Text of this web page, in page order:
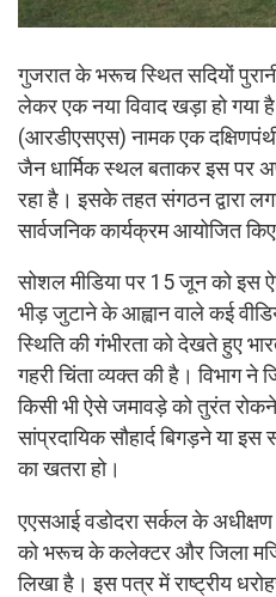
गुजरात के भरूच स्थित सदियों
लेकर एक नया विवाद खड़ा हो गया
(आरडीएसएस) नामक एक
जैन धार्मिक स्थल बताकर इस पर
रहा है। इसके तहत संगठन द्वारा
सार्वजनिक कार्यक्रम आयोजित
सोशल मीडिया पर 15 जून को इस
भीड़ जुटाने के आह्वान वाले कई
स्थिति की गंभीरता को देखते हुए
गहरी चिंता व्यक्त की है। विभाग
किसी भी ऐसे जमावड़े को तुरंत
सांप्रदायिक सौहार्द बिगड़ने या
का खतरा हो।
एएसआई वडोदरा सर्कल के
को भरूच के कलेक्टर और जिला
लिखा है। इस पत्र में राष्ट्रीय